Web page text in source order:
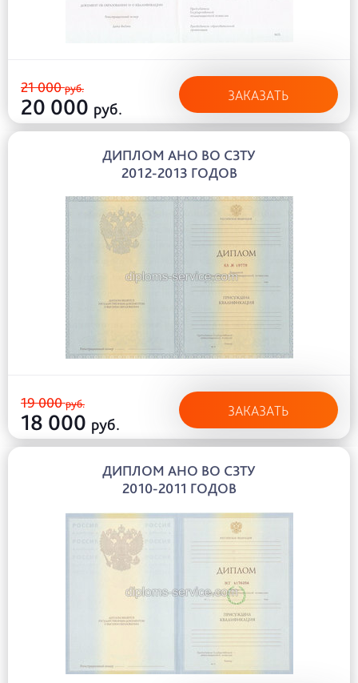
21 000руб.
20 000 руб.
ЗАКАЗАТЬ
ДИПЛОМ АНО ВО СЗТУ
2012-2013 ГОДОВ
19 000руб.
18 000 руб.
ЗАКАЗАТЬ
ДИПЛОМ АНО ВО СЗТУ
2010-2011 ГОДОВ